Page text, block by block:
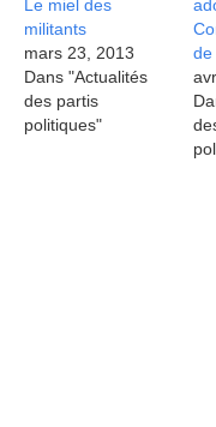
Le miel des
militants
mars 23, 2013
Dans "Actualités
des partis
politiques"
de